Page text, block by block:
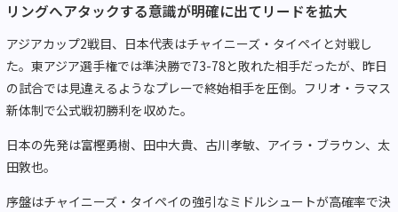
リングへアタックする意識が明確に出てリードを拡大
アジアカップ2戦目、日本代表はチャイニーズ・タイペイと対戦し
た。東アジア選手権では準決勝で73-78と敗れた相手だったが、昨日
の試合では見違えるようなプレーで終始相手を圧倒。フリオ・ラマス
新体制で公式戦初勝利を収めた。
日本の先発は富樫勇樹、田中大貴、古川孝敏、アイラ・ブラウン、太
田敦也。
序盤はチャイニーズ・タイペイの強引なミドルシュートが高確率で決